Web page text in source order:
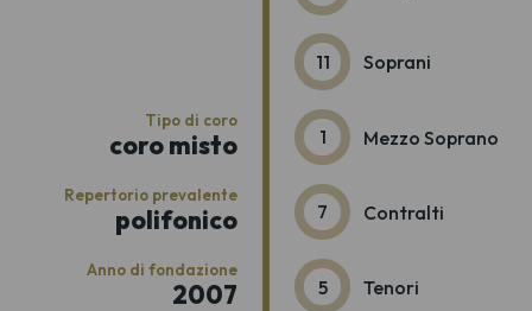
Tipo di coro
coro misto
Repertorio prevalente
polifonico
Anno di fondazione
2007
11 Soprani
1 Mezzo Soprano
7 Contralti
5 Tenori